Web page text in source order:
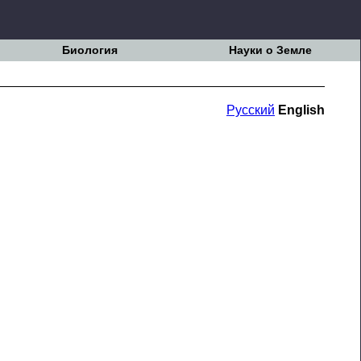
Биология Науки о Земле
Русский English